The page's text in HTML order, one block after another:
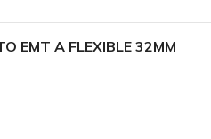
EMT A FLEXIBLE 32MM